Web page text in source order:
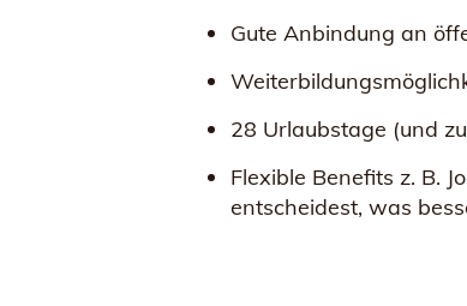
Gute Anbindung an
28 Urlaubstage (und
Flexible Benefits z. B.
entscheidest, was